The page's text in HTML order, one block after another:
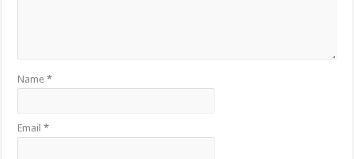
Name*
Email*